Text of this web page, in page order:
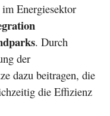
Energiesektor
. Durch
der
dazu beitragen, die
die Effizienz